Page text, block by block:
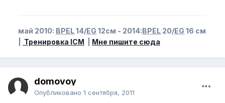
май 2010: BPEL14/EG 12см - 2014:BPEL 20/EG 16 см
Тренировка ICM Мне пишите сюда
domovoy
Опубликовано 1 сентября, 2011